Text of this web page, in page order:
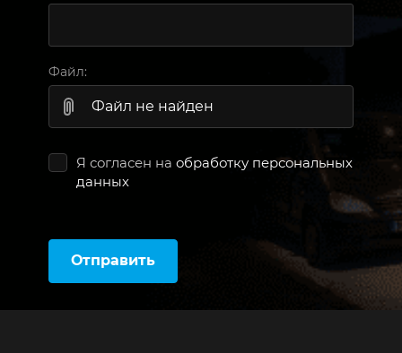
Файл:
Файл не найден
Я согласен на обработку персональных
данных
Отправить